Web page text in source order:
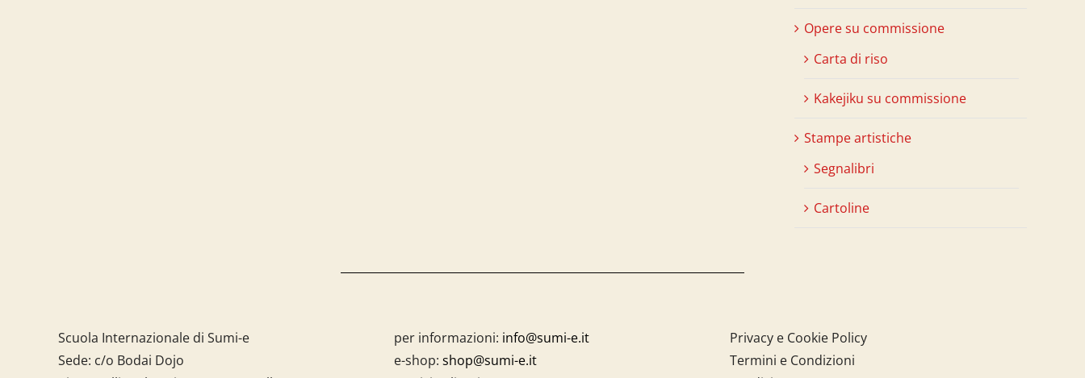
Opere su commissione
Carta di riso
Kakejiku su commissione
Stampe artistiche
Segnalibri
Cartoline
Scuola Internazionale di Sumi-e
Sede: c/o Bodai Dojo
per informazioni: info@sumi-e.it
e-shop: shop@sumi-e.it
Privacy e Cookie Policy
Termini e Condizioni